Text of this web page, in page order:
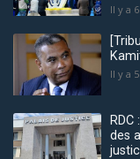
Il y a
Il y a
des